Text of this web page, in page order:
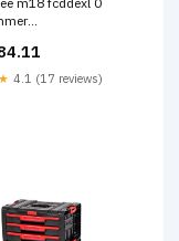
fhx onefh onefhx
defecto
4.1 (17 reviews)